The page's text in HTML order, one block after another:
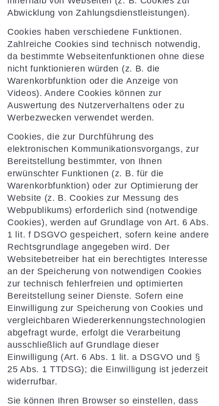
Abwicklung von Zahlungsdienstleistungen).
Cookies haben verschiedene Funktionen.
Zahlreiche Cookies sind technisch notwendig,
da bestimmte Webseitenfunktionen ohne diese
nicht funktionieren würden (z. B. die
Warenkorbfunktion oder die Anzeige von
Videos). Andere Cookies können zur
Auswertung des Nutzerverhaltens oder zu
Werbezwecken verwendet werden.
Cookies, die zur Durchführung des
elektronischen Kommunikationsvorgangs, zur
Bereitstellung bestimmter, von Ihnen
erwünschter Funktionen (z. B. für die
Warenkorbfunktion) oder zur Optimierung der
Website (z. B. Cookies zur Messung des
Webpublikums) erforderlich sind (notwendige
Cookies), werden auf Grundlage von Art. 6 Abs.
1 lit. f DSGVO gespeichert, sofern keine andere
Rechtsgrundlage angegeben wird. Der
Websitebetreiber hat ein berechtigtes Interesse
an der Speicherung von notwendigen Cookies
zur technisch fehlerfreien und optimierten
Bereitstellung seiner Dienste. Sofern eine
Einwilligung zur Speicherung von Cookies und
vergleichbaren Wiedererkennungstechnologien
abgefragt wurde, erfolgt die Verarbeitung
ausschließlich auf Grundlage dieser
Einwilligung (Art. 6 Abs. 1 lit. a DSGVO und §
25 Abs. 1 TTDSG); die Einwilligung ist jederzeit
widerrufbar.
Sie können Ihren Browser so einstellen, dass